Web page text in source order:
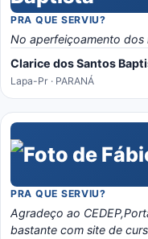
PRA QUE SERVIU?
No aperfeiçoamento dos
Clarice dos Santos
Lapa-Pr · PARANÁ
PRA QUE SERVIU?
Agradeço ao
bastante com site de